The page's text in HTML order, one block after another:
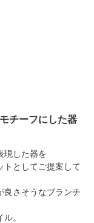
チーフにした器
現した器を
トとしてご提案して
良さそうなブランチ
。